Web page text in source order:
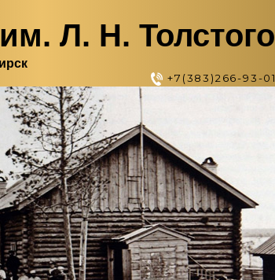
Л. Н. Толстого
+7(383)266-93-01